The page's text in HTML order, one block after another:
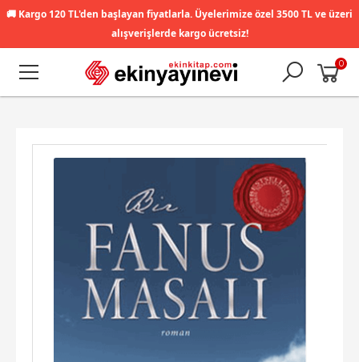
🚚 Kargo 120 TL'den başlayan fiyatlarla. Üyelerimize özel 3500 TL ve üzeri
alışverişlerde kargo ücretsiz!
0